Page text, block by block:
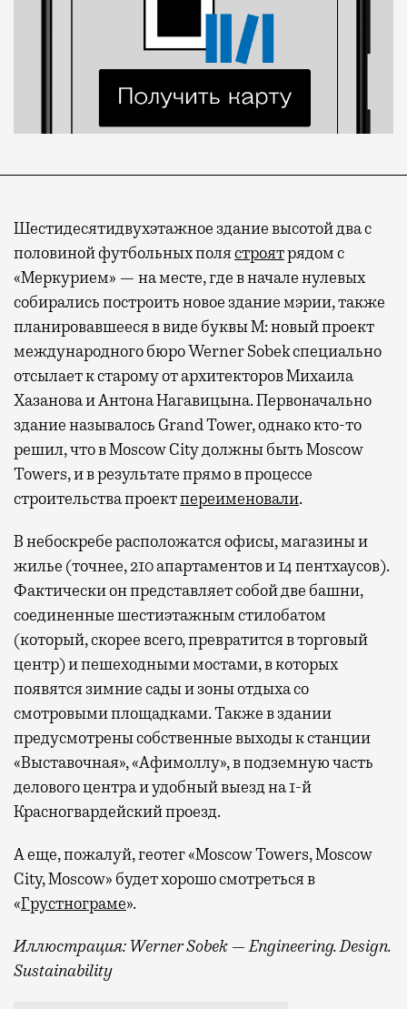
Шестидесятидвухэтажное здание высотой два с
половиной футбольных полястроятрядом с
«Меркурием» — на месте, где в начале нулевых
собирались построить новое здание мэрии, также
планировавшееся в виде буквы М: новый проект
международного бюро Werner Sobek специально
отсылает к старому от архитекторов Михаила
Хазанова и Антона Нагавицына. Первоначально
здание называлось Grand Tower, однако кто-то
решил, что в Moscow City должны быть Moscow
Towers, и в результате прямо в процессе
строительства проектпереименовали.
В небоскребе расположатся офисы, магазины и
жилье (точнее, 210 апартаментов и 14 пентхаусов).
Фактически он представляет собой две башни,
соединенные шестиэтажным стилобатом
(который, скорее всего, превратится в торговый
центр) и пешеходными мостами, в которых
появятся зимние сады и зоны отдыха со
смотровыми площадками. Также в здании
предусмотрены собственные выходы к станции
«Выставочная», «Афимоллу», в подземную часть
делового центра и удобный выезд на 1-й
Красногвардейский проезд.
А еще, пожалуй, геотег «Moscow Towers, Moscow
City, Moscow» будет хорошо смотреться в
«Грустнограме».
Иллюстрация: Werner Sobek — Engineering. Design.
Sustainability